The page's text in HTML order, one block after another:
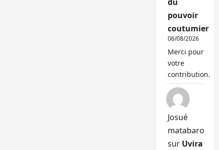
pouvoir
coutumier
06/08/2026
Merci pour
votre
contribution.
Josué
matabaro
sur Uvira